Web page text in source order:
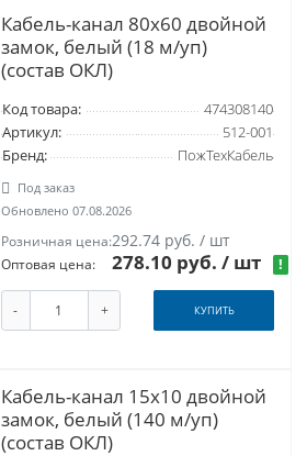
Кабель-канал 80x60 двойной
замок, белый (18 м/уп)
(состав ОКЛ)
Код товара:
474308140
Артикул:
512-001
Бренд:
ПожТехКабель
Под заказ
Обновлено 07.08.2026
Розничная цена:292.74 руб. / шт
Оптовая цена: 278.10 руб./ шт !
- + КУПИТЬ
Кабель-канал 15x10 двойной
замок, белый (140 м/уп)
(состав ОКЛ)